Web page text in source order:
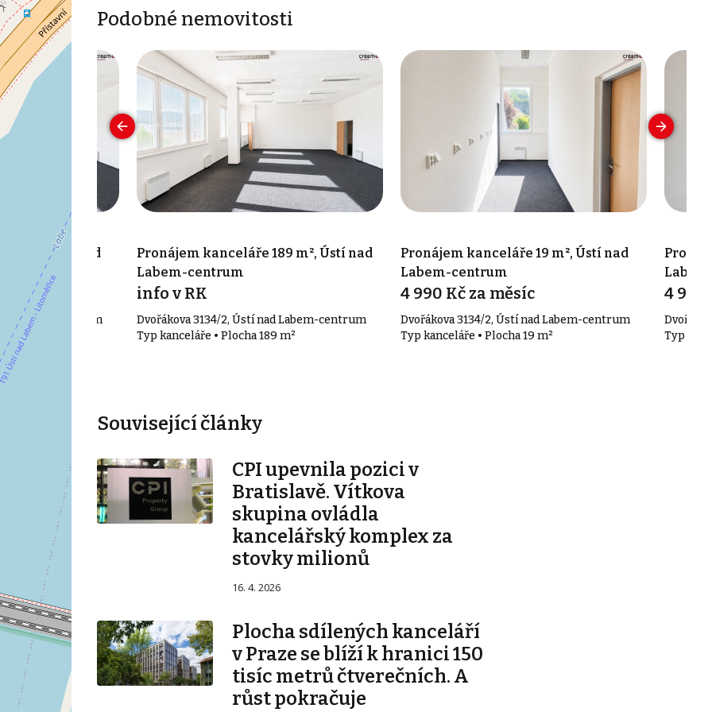
Podobné nemovitosti
m², Ústí nad
Labem-centrum
m²
Pronájem kanceláře 189 m², Ústí nad
Labem-centrum
info v RK
Dvořákova 3134/2, Ústí nad Labem-centrum
Typ kanceláře • Plocha 189 m²
Pronájem kanceláře 19 m², Ústí nad
Labem-centrum
4 990 Kč za měsíc
Dvořákova 3134/2, Ústí nad Labem-centrum
Typ kanceláře • Plocha 19 m²
4 990
Typ
Související články
CPI upevnila pozici v
Bratislavě. Vítkova
skupina ovládla
kancelářský komplex za
stovky milionů
16. 4. 2026
Plocha sdílených kanceláří
v Praze se blíží k hranici 150
tisíc metrů čtverečních. A
růst pokračuje